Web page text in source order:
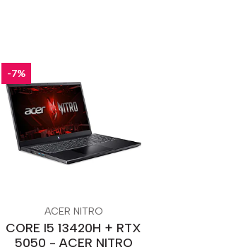
-7%
ACER NITRO
CORE I5 13420H + RTX
5050 - ACER NITRO